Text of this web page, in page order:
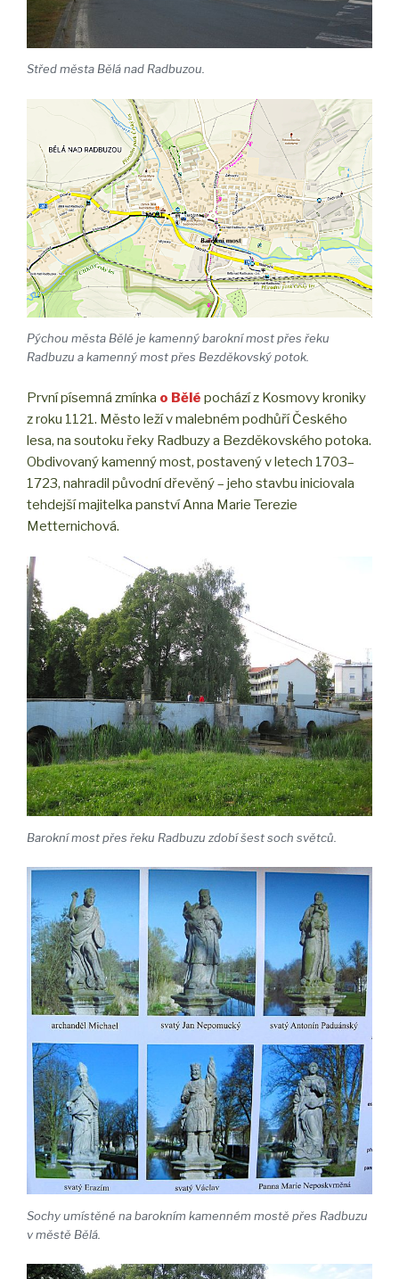
Střed města Bělá nad Radbuzou.
Pýchou města Bělé je kamenný barokní most přes řeku
Radbuzu a kamenný most přes Bezděkovský potok.
První písemná zmínka o Bělé pochází z Kosmovy kroniky
z roku 1121. Město leží v malebném podhůří Českého
lesa, na soutoku řeky Radbuzy a Bezděkovského potoka.
Obdivovaný kamenný most, postavený v letech 1703–
1723, nahradil původní dřevěný – jeho stavbu iniciovala
tehdejší majitelka panství Anna Marie Terezie
Metternichová.
Barokní most přes řeku Radbuzu zdobí šest soch světců.
Sochy umístěné na barokním kamenném mostě přes Radbuzu
v městě Bělá.